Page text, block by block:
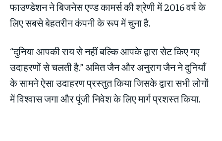
फाउण्डेशन ने बिजनेस एण्ड कामर्स की श्रेणी में 2016 वर्ष के
लिए सबसे बेहतरीन कंपनी के रूप में चुना है.
“दुनिया आपकी राय से नहीं बल्कि आपके द्वारा सेट किए गए
उदाहरणों से चलती है.” अमित जैन और अनुराग जैन ने दुनियाँ
के सामने ऐसा उदाहरण प्रस्तुत किया जिसके द्वारा सभी लोगों
में विश्वास जगा और पूंजी निवेश के लिए मार्ग प्रशस्त किया.